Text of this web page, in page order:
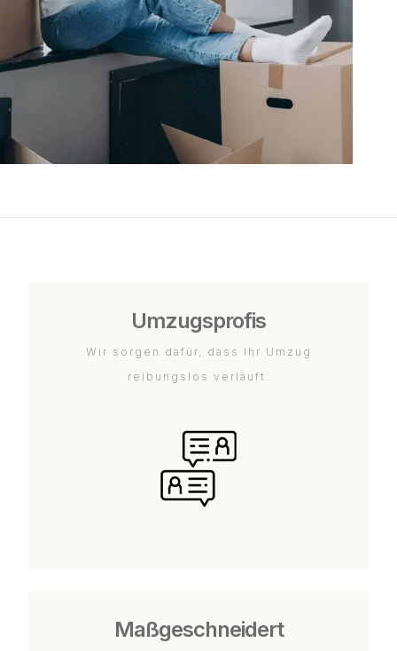
Umzugsprofis
Wir sorgen dafür, dass Ihr Umzug
reibungslos verläuft.
Maßgeschneidert